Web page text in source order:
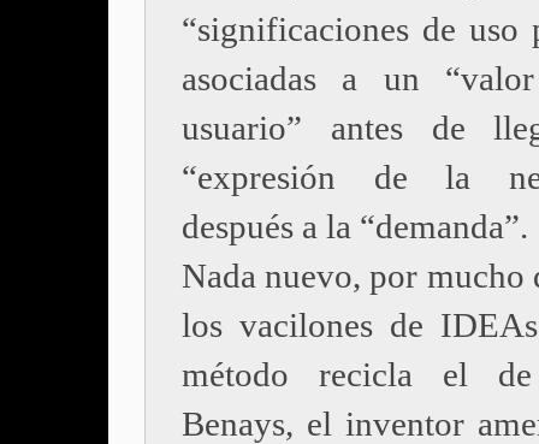
“significaciones de uso
asociadas a un
usuario” antes de
“expresión de la
después a la “demanda”.
Nada nuevo, por mucho
los vacilones de
método recicla el
Benays, el inventor